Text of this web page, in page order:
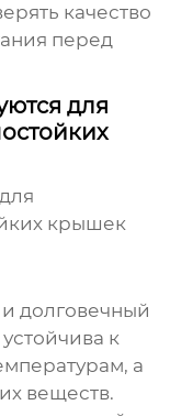
качество
перед
для
крышек
долговечный
к
а
веществ.